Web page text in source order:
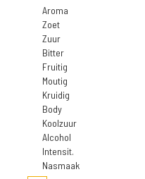
Aroma
Zoet
Zuur
Bitter
Fruitig
Moutig
Kruidig
Body
Koolzuur
Alcohol
Intensit.
Nasmaak